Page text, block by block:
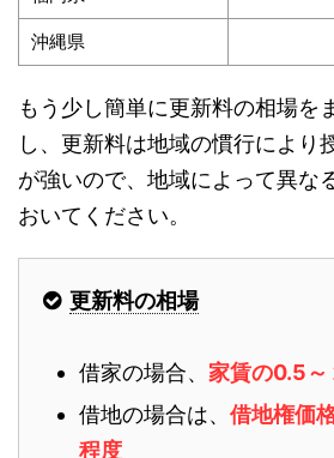
沖縄県
もう少し簡単に更新料の相場を
し、更新料は地域の慣行により
が強いので、地域によって異な
おいてください。
更新料の相場
借家の場合、 家賃の0.5～
借地の場合は、 借地権価
程度